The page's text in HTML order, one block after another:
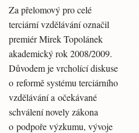
Za přelomový pro celé
terciární vzdělávání označil
premiér Mirek Topolánek
akademický rok 2008/2009.
Důvodem je vrcholící diskuse
o reformě systému terciárního
vzdělávání a očekávané
schválení novely zákona
o podpoře výzkumu, vývoje